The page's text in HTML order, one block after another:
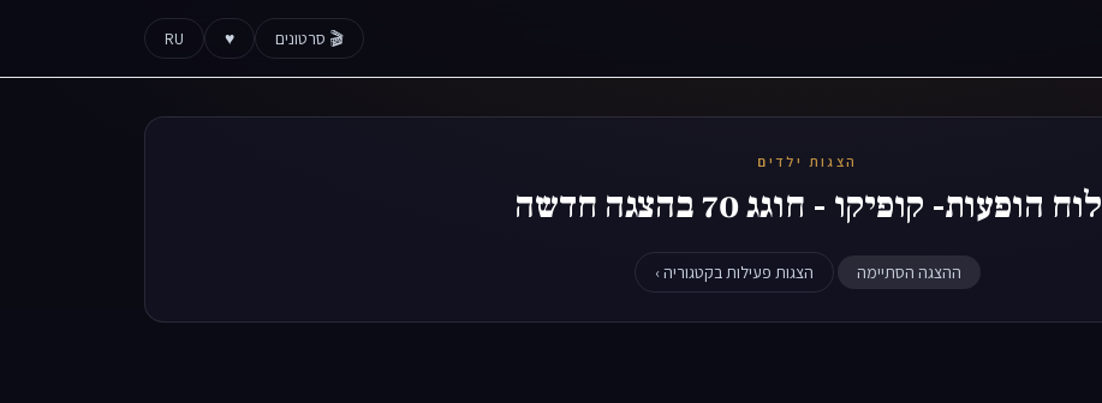
🎬 סרטונים ♥
RU
הצגות ילדים
לוח הופעות- קופיקו - חוגג 70 בהצגה חדשה
ההצגה הסתיימה הצגות פעילות בקטגוריה ›